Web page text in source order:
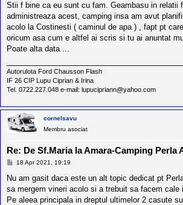
j
Stii f bine ca eu sunt cu fam. Geambasu in relatii
administreaza acest, camping insa am avut
acolo la Costinesti ( caminul de apa ) , fapt pt
oricum asa cum e altfel ai scris si tu ai anuntat
Poate alta data ...
Autorulota Ford Chausson Flash
IF 26 CIP Lupu Ciprian & Irina
Tel. 0722.227.048 e-mail: lupucipriann@yahoo.com
cornelsavu
Membru asociat
Re: De Sf.Maria la Amara-Camping Perla
M
s
j
18 Apr 2021, 19:19
Nu am gasit daca este un alt topic dedicat pt
sa mergem vineri acolo si a trebuit sa facem cale
Pe aleea principala in dreptul ultimelor 2 casute